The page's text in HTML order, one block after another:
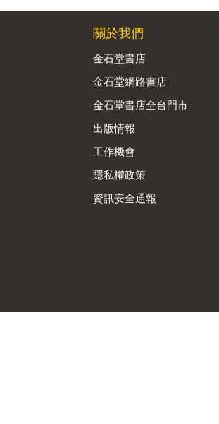
關於我們
金石堂書店
金石堂網路書店
金石堂書店全台門市
出版情報
工作機會
隱私權政策
資訊安全通報